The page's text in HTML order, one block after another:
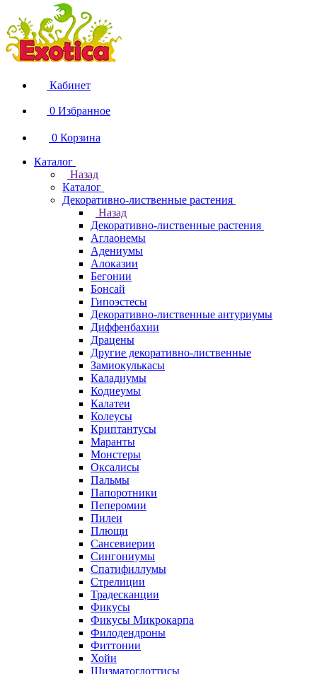
Кабинет
0 Избранное
0 Корзина
Каталог
Назад
Каталог
Декоративно-лиственные растения
Назад
Декоративно-лиственные растения
Аглаонемы
Адениумы
Алоказии
Бегонии
Бонсай
Гипоэстесы
Декоративно-лиственные антуриумы
Диффенбахии
Драцены
Другие декоративно-лиственные
Замиокулькасы
Каладиумы
Кодиеумы
Калатеи
Колеусы
Криптантусы
Маранты
Монстеры
Оксалисы
Пальмы
Папоротники
Пеперомии
Пилеи
Плющи
Сансевиерии
Сингониумы
Спатифиллумы
Стрелиции
Традесканции
Фикусы
Фикусы Микрокарпа
Филодендроны
Фиттонии
Хойи
Шизматоглоттисы